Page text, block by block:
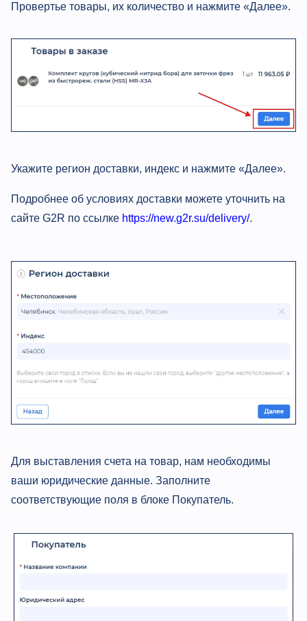
Провертье товары, их количество и нажмите «Далее».
Укажите регион доставки, индекс и нажмите «Далее».
Подробнее об условиях доставки можете уточнить на
сайте G2R по ссылке https://new.g2r.su/delivery/.
Для выставления счета на товар, нам необходимы
ваши юридические данные. Заполните
соответствующие поля в блоке Покупатель.